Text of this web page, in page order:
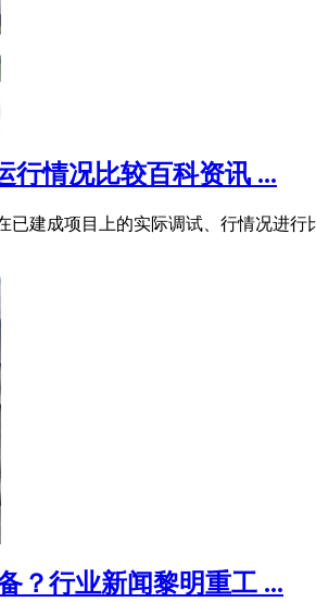
行情况比较百科资讯 ...
建成项目上的实际调试、行情况进
？行业新闻黎明重工 ...